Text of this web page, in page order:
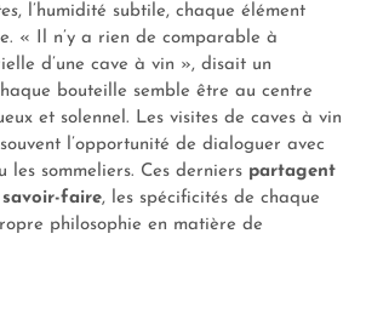
, l’humidité subtile, chaque élément
« Il n’y a rien de comparable à
d’une cave à vin », disait un
bouteille semble être au centre
et solennel. Les visites de caves à vin
l’opportunité de dialoguer avec
les sommeliers. Ces derniers partagent
savoir-faire, les spécificités de chaque
philosophie en matière de